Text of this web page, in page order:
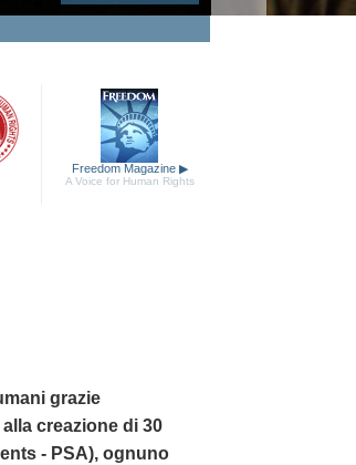
Freedom Magazine ▶
A Voice for Human Rights
grazie
creazione di 30
- PSA), ognuno